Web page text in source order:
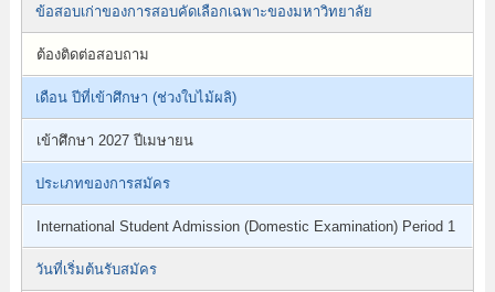
ข้อสอบเก่าของการสอบคัดเลือกเฉพาะของมหาวิทยาลัย
ต้องติดต่อสอบถาม
เดือน ปีที่เข้าศึกษา (ช่วงใบไม้ผลิ)
เข้าศึกษา 2027 ปีเมษายน
ประเภทของการสมัคร
International Student Admission (Domestic Examination) Period 1
วันที่เริ่มต้นรับสมัคร